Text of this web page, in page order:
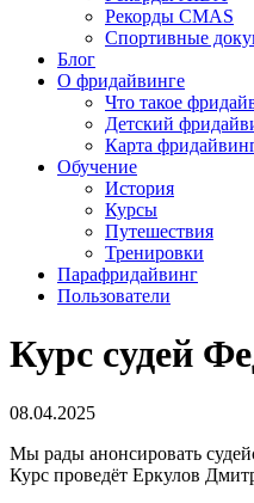
Рекорды CMAS
Спортивные
Блог
О фридайвинге
Что такое
Детский
Карта
Обучение
История
Курсы
Путешествия
Тренировки
Парафридайвинг
Пользователи
Курс судей
08.04.2025
Мы рады анонсировать
Курс проведёт Еркулов